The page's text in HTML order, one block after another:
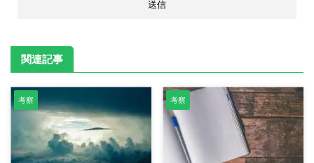
関連記事
考察 考察